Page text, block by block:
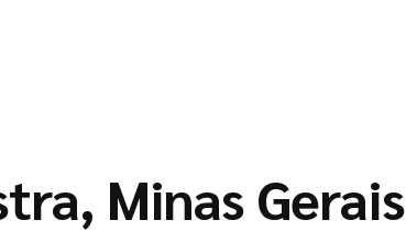
Minas Gerais